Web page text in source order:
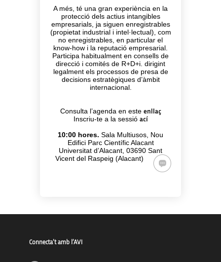
A més, té una gran experiència en la
protecció dels actius intangibles
empresarials, ja siguen enregistrables
(propietat industrial i intel·lectual), com
no enregistrables, en particular el
know-how i la reputació empresarial.
Participa habitualment en consells de
direcció i comités de R+D+i. dirigint
legalment els processos de presa de
decisions estratègiques d’àmbit
internacional.
Consulta l’agenda en este enllaç
Inscriu-te a la sessió ací
10:00 hores. Sala Multiusos, Nou
Edifici Parc Científic Alacant
Universitat d’Alacant, 03690 Sant
Vicent del Raspeig (Alacant)
Connecta’t amb l’AVI